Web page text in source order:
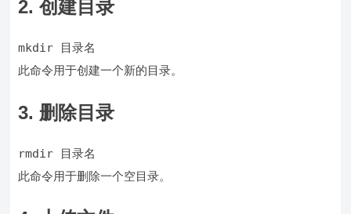
2. 创建目录
mkdir 目录名
此命令用于创建一个新的目录。
3. 删除目录
rmdir 目录名
此命令用于删除一个空目录。